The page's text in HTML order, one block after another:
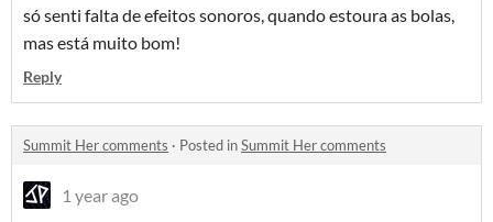
só senti falta de efeitos sonoros, quando estoura as bolas,
mas está muito bom!
Reply
Summit Her comments · Posted inSummit Her comments
1 year ago